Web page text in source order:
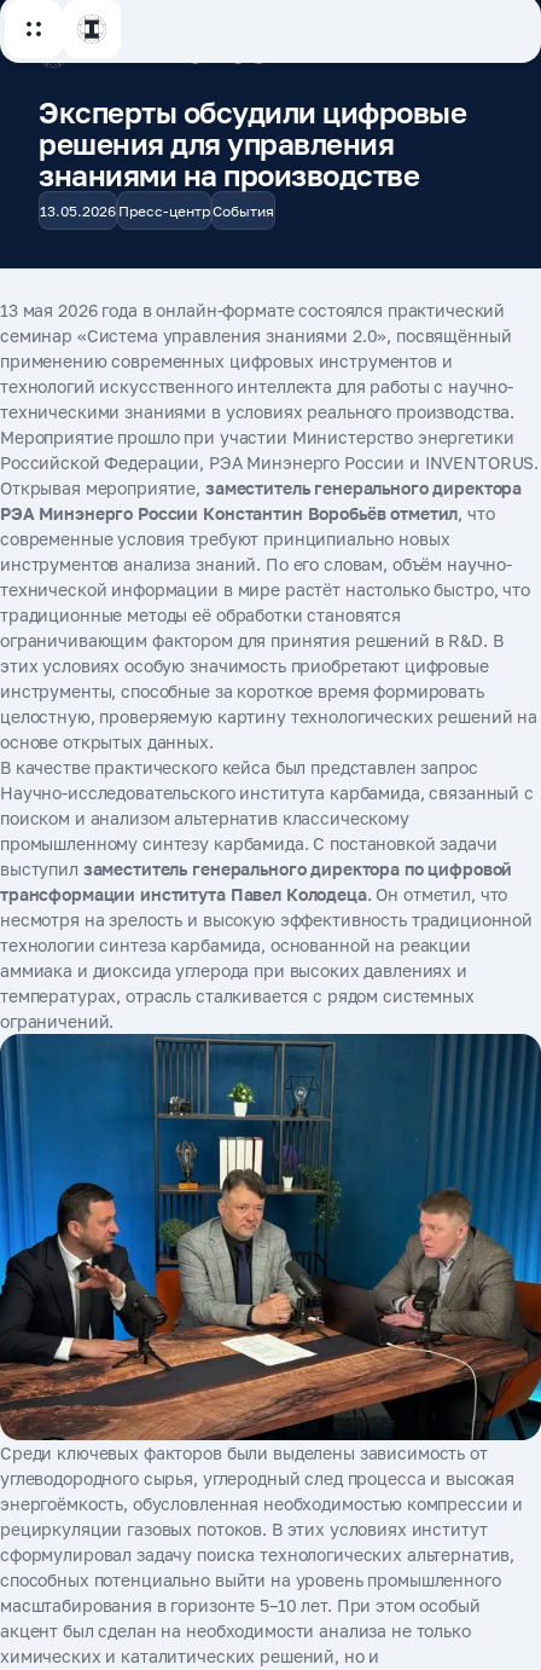
13.05.2026 Пресс-центрСобытия
Эксперты обсудили цифровые
решения для управления
знаниями на производстве
13 мая 2026 года в онлайн-формате состоялся практический
семинар «Система управления знаниями 2.0», посвящённый
применению современных цифровых инструментов и
технологий искусственного интеллекта для работы с научно-
техническими знаниями в условиях реального производства.
Мероприятие прошло при участии Министерство энергетики
Российской Федерации, РЭА Минэнерго России и INVENTORUS.
Открывая мероприятие, заместитель генерального директора
РЭА Минэнерго России Константин Воробьёв отметил, что
современные условия требуют принципиально новых
инструментов анализа знаний. По его словам, объём научно-
технической информации в мире растёт настолько быстро, что
традиционные методы её обработки становятся
ограничивающим фактором для принятия решений в R&D. В
этих условиях особую значимость приобретают цифровые
инструменты, способные за короткое время формировать
целостную, проверяемую картину технологических решений на
основе открытых данных.
В качестве практического кейса был представлен запрос
Научно-исследовательского института карбамида, связанный с
поиском и анализом альтернатив классическому
промышленному синтезу карбамида. С постановкой задачи
выступил заместитель генерального директора по цифровой
трансформации института Павел Колодеца. Он отметил, что
несмотря на зрелость и высокую эффективность традиционной
технологии синтеза карбамида, основанной на реакции
аммиака и диоксида углерода при высоких давлениях и
температурах, отрасль сталкивается с рядом системных
ограничений.
Среди ключевых факторов были выделены зависимость от
углеводородного сырья, углеродный след процесса и высокая
энергоёмкость, обусловленная необходимостью компрессии и
рециркуляции газовых потоков. В этих условиях институт
сформулировал задачу поиска технологических альтернатив,
способных потенциально выйти на уровень промышленного
масштабирования в горизонте 5–10 лет. При этом особый
акцент был сделан на необходимости анализа не только
химических и каталитических решений, но и